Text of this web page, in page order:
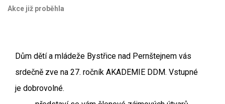
Akce již proběhla
Dům dětí a mládeže Bystřice nad Pernštejnem vás
srdečně zve na 27. ročník AKADEMIE DDM. Vstupné
je dobrovolné.